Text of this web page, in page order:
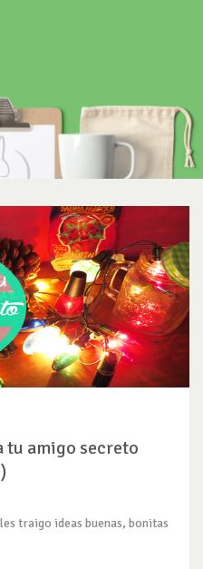
tu amigo secreto
traigo ideas buenas, bonitas